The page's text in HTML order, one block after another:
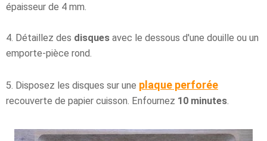
épaisseur de 4 mm.
4. Détaillez des disques avec le dessous d'une douille ou un
emporte-pièce rond.
5. Disposez les disques sur une plaque perforée
recouverte de papier cuisson. Enfournez 10 minutes.